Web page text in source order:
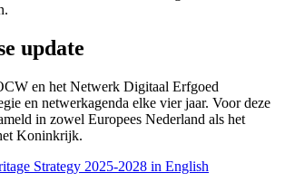
update
en het Netwerk Digitaal Erfgoed
en netwerkagenda elke vier jaar. Voor deze
in zowel Europees Nederland als het
Koninkrijk.
Strategy 2025-2028 in English